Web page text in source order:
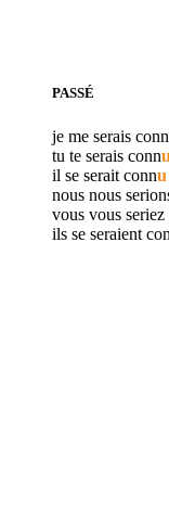
PASSÉ
je me serais conn
tu te serais connu
il se serait connu
nous nous
vous vous seriez
ils se seraient